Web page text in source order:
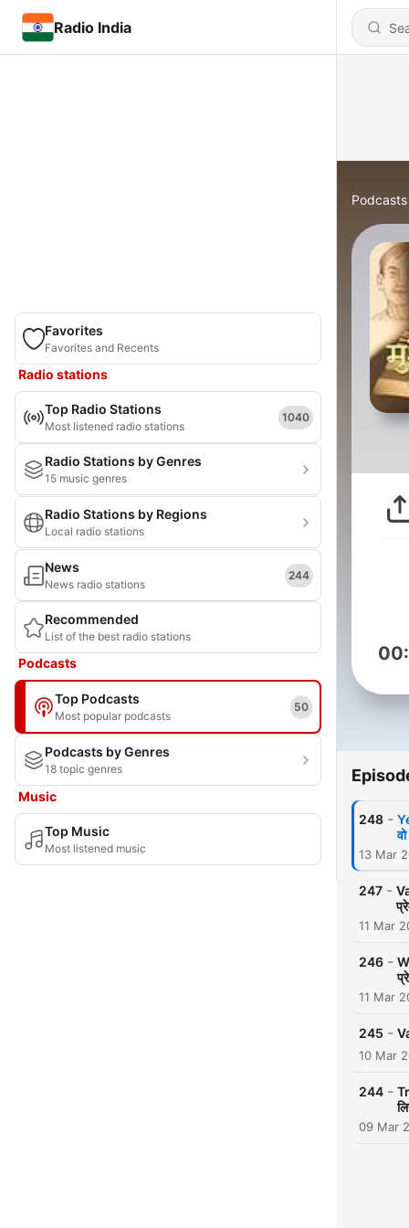
Radio India
Favorites
Favorites and Recents
Radio stations
Top Radio Stations
Most listened radio stations
1040
Radio Stations by Genres
15 music genres
Radio Stations by Regions
Local radio stations
News
News radio stations
244
Recommended
List of the best radio stations
Podcasts
Top Podcasts
Most popular podcasts
50
Podcasts by Genres
18 topic genres
Music
Top Music
Most listened music
Podcasts
248 -
13 Mar
247 -
11 Mar
246 -
11 Mar
245 -
10 Mar
244 -
09 Mar